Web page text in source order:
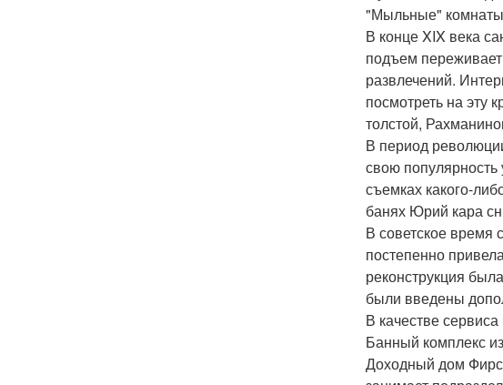
"Мыльные"
В конце XIX века
подъем
развлечений.
посмотреть на эту
толстой,
В период
свою популярность
съемках какого-
банях Юрий кара
В советское время
постепенно
реконструкция
были введены
В качестве
Банный комплекс
Доходный дом